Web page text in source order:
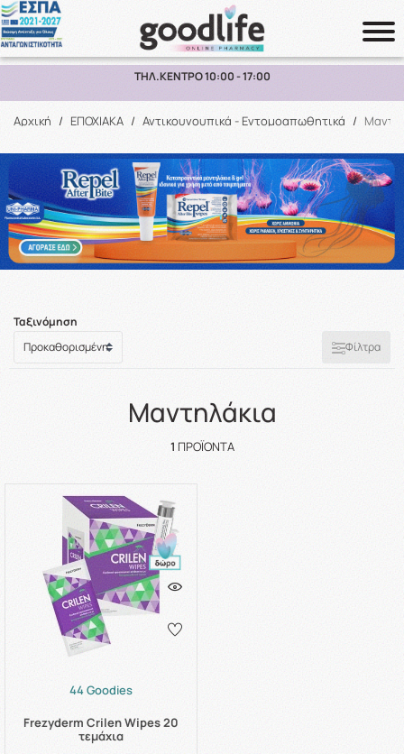
Αναζήτηση
ΤΗΛ.ΚΕΝΤΡΟ 10:00 - 17:00
Αρχική / ΕΠΟΧΙΑΚΑ / Αντικουνουπικά - Εντομοαπωθητικά /
Ταξινόμηση
Φίλτρα
Μαντηλάκια
1 ΠΡΟΪΌΝΤΑ
44 Goodies
Frezyderm Crilen Wipes 20
τεμάχια